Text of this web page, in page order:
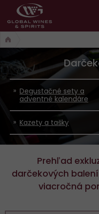
Hlavní
menu,
košík,
vyhledávání,
přihlášení
Degustačné sety a
adventné kalendáre
Kazety a tašky
Prehľad
darčekových
viacročná